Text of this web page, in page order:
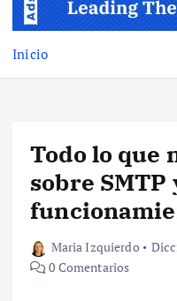
Inicio
Todo lo que
sobre SMTP
Maria Izquierdo
0 Comentarios